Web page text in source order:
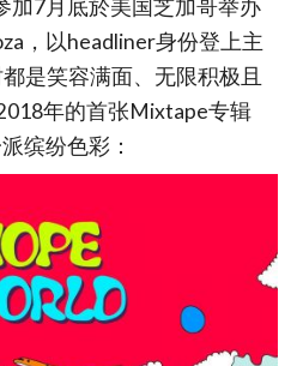
加7月底於美国芝加哥举办
，以headliner身份登上主
是笑容满面、无限积极且
年的首张Mixtape专辑
缤纷色彩：